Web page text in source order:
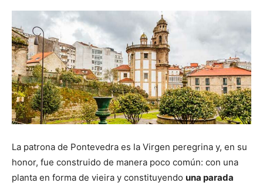
La patrona de Pontevedra es la Virgen peregrina y, en su
honor, fue construido de manera poco común: con una
planta en forma de vieira y constituyendo una parada